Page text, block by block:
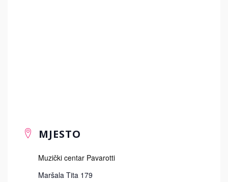
MJESTO
Muzički centar Pavarotti
Maršala Tita 179